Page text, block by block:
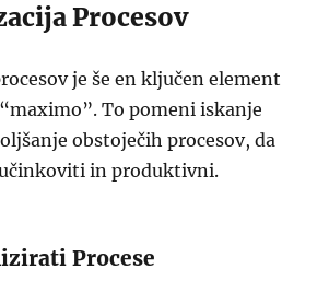
Procesov
je še en ključen element
To pomeni iskanje
obstoječih procesov, da
in produktivni.
Procese